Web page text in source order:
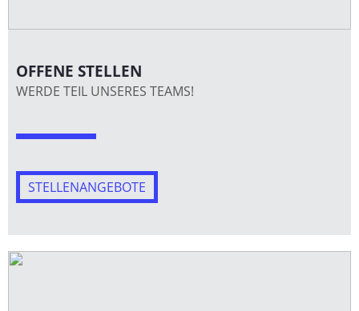
OFFENE STELLEN
WERDE TEIL UNSERES TEAMS!
STELLENANGEBOTE